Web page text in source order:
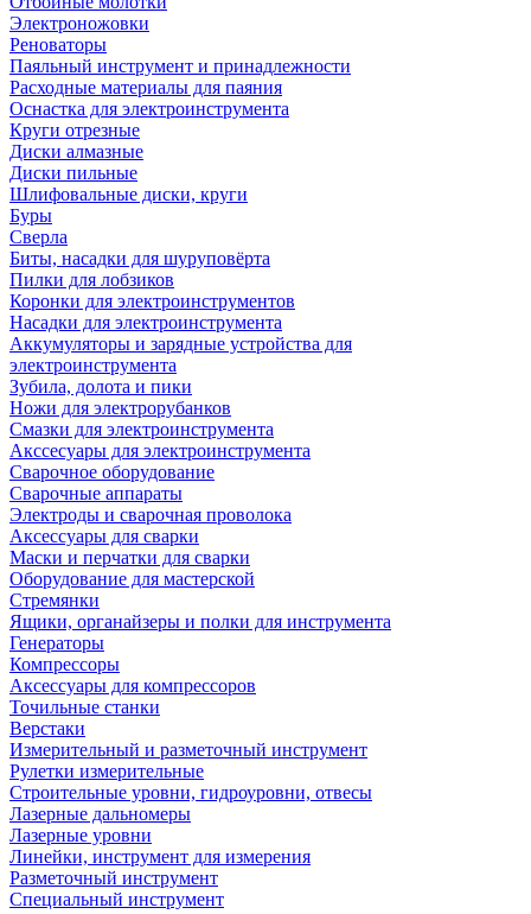
Электроножовки
Реноваторы
Паяльный инструмент и принадлежности
Расходные материалы для паяния
Оснастка для электроинструмента
Круги отрезные
Диски алмазные
Диски пильные
Шлифовальные диски, круги
Буры
Сверла
Биты, насадки для шуруповёрта
Пилки для лобзиков
Коронки для электроинструментов
Насадки для электроинструмента
Аккумуляторы и зарядные устройства для
электроинструмента
Зубила, долота и пики
Ножи для электрорубанков
Смазки для электроинструмента
Акссесуары для электроинструмента
Сварочное оборудование
Сварочные аппараты
Электроды и сварочная проволока
Аксессуары для сварки
Маски и перчатки для сварки
Оборудование для мастерской
Стремянки
Ящики, органайзеры и полки для инструмента
Генераторы
Компрессоры
Аксессуары для компрессоров
Точильные станки
Верстаки
Измерительный и разметочный инструмент
Рулетки измерительные
Строительные уровни, гидроуровни, отвесы
Лазерные дальномеры
Лазерные уровни
Линейки, инструмент для измерения
Разметочный инструмент
Специальный инструмент